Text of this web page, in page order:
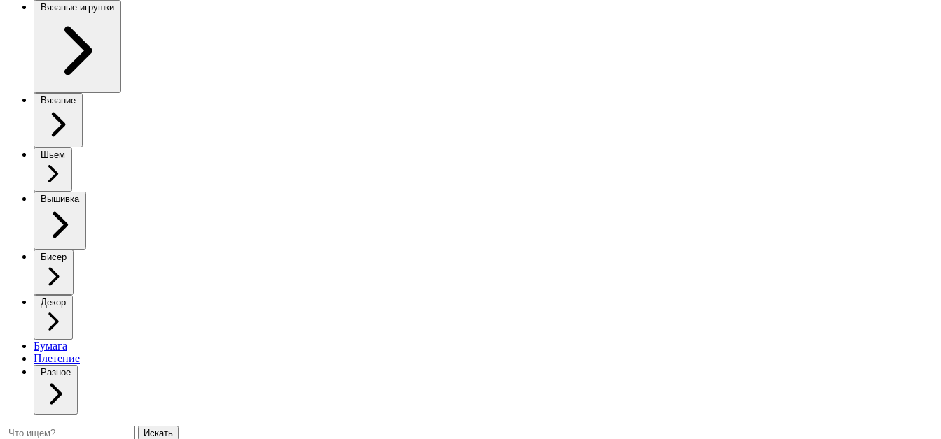
Вязаные игрушки
Вязание
Шьем
Вышивка
Бисер
Декор
Бумага
Плетение
Разное
Поиск Искать